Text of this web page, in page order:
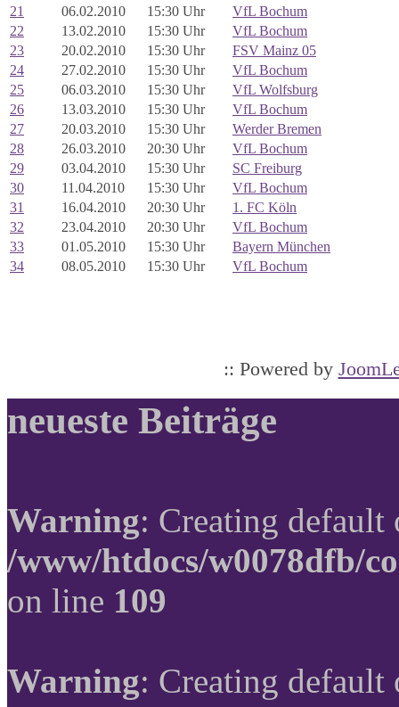
21
06.02.2010 15:30 Uhr
VfL Bochum
22
13.02.2010 15:30 Uhr
VfL Bochum
23
20.02.2010 15:30 Uhr
FSV Mainz 05
24
27.02.2010 15:30 Uhr
VfL Bochum
25
06.03.2010 15:30 Uhr
VfL Wolfsburg
26
13.03.2010 15:30 Uhr
VfL Bochum
27
20.03.2010 15:30 Uhr
Werder Bremen
28
26.03.2010 20:30 Uhr
VfL Bochum
29
03.04.2010 15:30 Uhr
SC Freiburg
30
11.04.2010 15:30 Uhr
VfL Bochum
31
16.04.2010 20:30 Uhr
1. FC Köln
32
23.04.2010 20:30 Uhr
VfL Bochum
33
01.05.2010 15:30 Uhr
Bayern München
34
08.05.2010 15:30 Uhr VfL Bochum
:: Powered by
neueste Beiträge
Warning: Creating
/www/htdocs/w0078dfb/
on line 109
Warning: Creating